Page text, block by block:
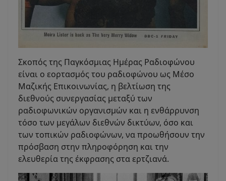
Σκοπός της Παγκόσμιας Ημέρας Ραδιοφώνου
είναι ο εορτασμός του ραδιοφώνου ως Μέσο
Μαζικής Επικοινωνίας, η βελτίωση της
διεθνούς συνεργασίας μεταξύ των
ραδιοφωνικών οργανισμών και η ενθάρρυνση
τόσο των μεγάλων διεθνών δικτύων, όσο και
των τοπικών ραδιοφώνων, να προωθήσουν την
πρόσβαση στην πληροφόρηση και την
ελευθερία της έκφρασης στα ερτζιανά.